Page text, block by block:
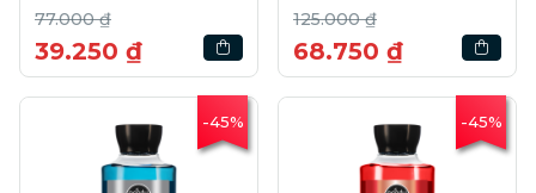
77.000 ₫
39.250 ₫
125.000 ₫
68.750 ₫
-45% -45%